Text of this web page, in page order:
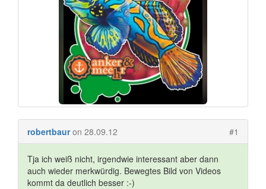
robertbaur on 28.09.12 #1
Tja ich weiß nicht, irgendwie interessant aber dann
auch wieder merkwürdig. Bewegtes Bild von Videos
kommt da deutlich besser :-)